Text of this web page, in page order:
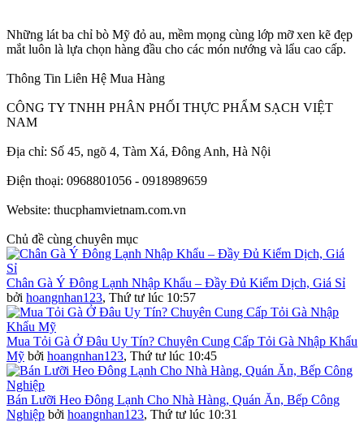
Những lát ba chỉ bò Mỹ đỏ au, mềm mọng cùng lớp mỡ xen kẽ đẹp
mắt luôn là lựa chọn hàng đầu cho các món nướng và lẩu cao cấp.
Thông Tin Liên Hệ Mua Hàng
CÔNG TY TNHH PHÂN PHỐI THỰC PHẨM SẠCH VIỆT
NAM
Địa chỉ: Số 45, ngõ 4, Tàm Xá, Đông Anh, Hà Nội
Điện thoại: 0968801056 - 0918989659
Website: thucphamvietnam.com.vn
Chủ đề cùng chuyên mục
Chân Gà Ý Đông Lạnh Nhập Khẩu – Đầy Đủ Kiểm Dịch, Giá Sỉ
bởi hoangnhan123, Thứ tư lúc 10:57
Mua Tỏi Gà Ở Đâu Uy Tín? Chuyên Cung Cấp Tỏi Gà Nhập Khẩu
Mỹ bởi hoangnhan123, Thứ tư lúc 10:45
Bán Lưỡi Heo Đông Lạnh Cho Nhà Hàng, Quán Ăn, Bếp Công
Nghiệp bởi hoangnhan123, Thứ tư lúc 10:31